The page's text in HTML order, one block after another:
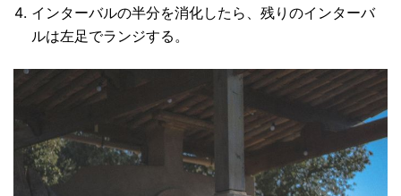
インターバルの半分を消化したら、残りのインターバ
ルは左足でランジする。